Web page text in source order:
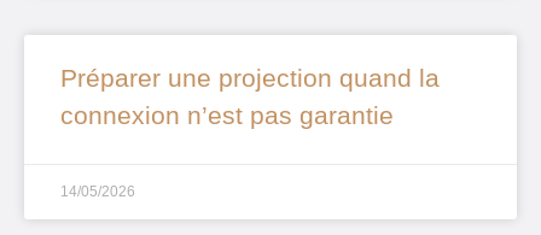
Préparer une projection quand la
connexion n’est pas garantie
14/05/2026